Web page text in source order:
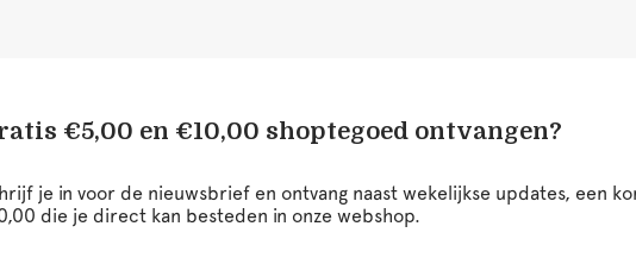
€5,00 en €10,00 shoptegoed ontvangen?
je in voor de nieuwsbrief en ontvang naast wekelijkse updates, een
die je direct kan besteden in onze webshop.